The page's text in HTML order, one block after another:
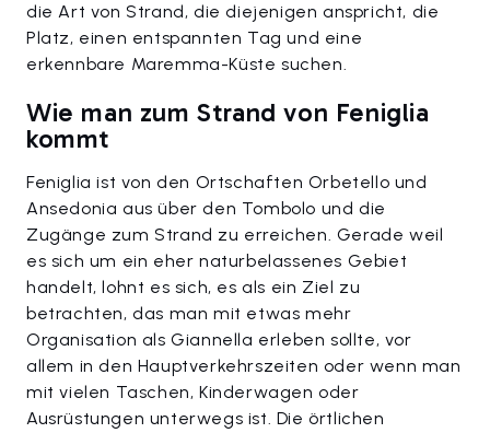
die Art von Strand, die diejenigen anspricht, die
Platz, einen entspannten Tag und eine
erkennbare Maremma-Küste suchen.
Wie man zum Strand von Feniglia
kommt
Feniglia ist von den Ortschaften Orbetello und
Ansedonia aus über den Tombolo und die
Zugänge zum Strand zu erreichen. Gerade weil
es sich um ein eher naturbelassenes Gebiet
handelt, lohnt es sich, es als ein Ziel zu
betrachten, das man mit etwas mehr
Organisation als Giannella erleben sollte, vor
allem in den Hauptverkehrszeiten oder wenn man
mit vielen Taschen, Kinderwagen oder
Ausrüstungen unterwegs ist. Die örtlichen